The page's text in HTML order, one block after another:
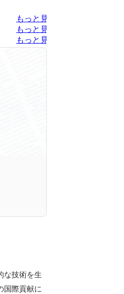
もっと見る
もっと見る
もっと見る
な技術を生
国際貢献に